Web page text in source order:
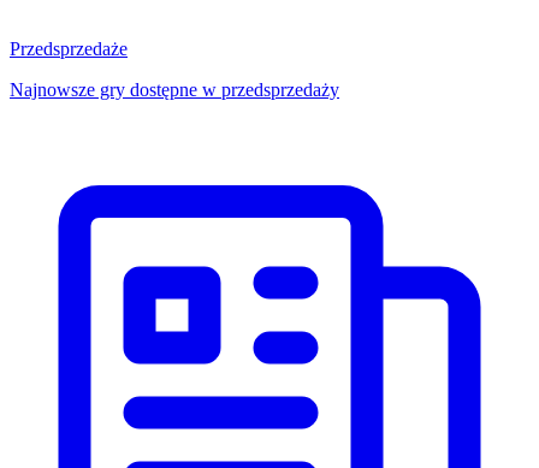
Przedsprzedaże
Najnowsze gry dostępne w przedsprzedaży